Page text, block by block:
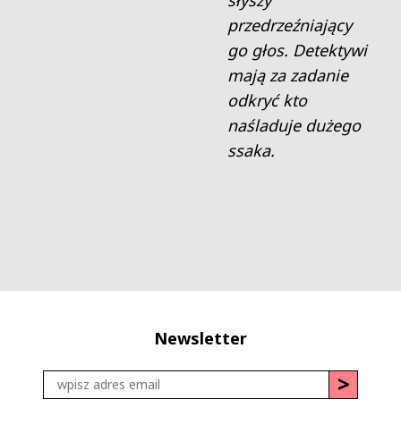
przedrzeźniający
go głos. Detektywi
mają za zadanie
odkryć kto
naśladuje dużego
ssaka.
Newsletter